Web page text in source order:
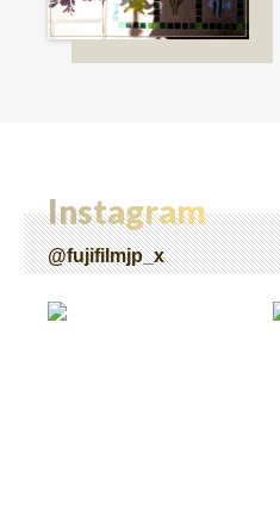
Instagram
@fujifilmjp_x